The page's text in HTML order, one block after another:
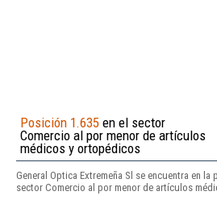
Posición 1.635 en el sector
Comercio al por menor de artículos
médicos y ortopédicos
General Optica Extremeña Sl se encuentra en la
sector Comercio al por menor de artículos